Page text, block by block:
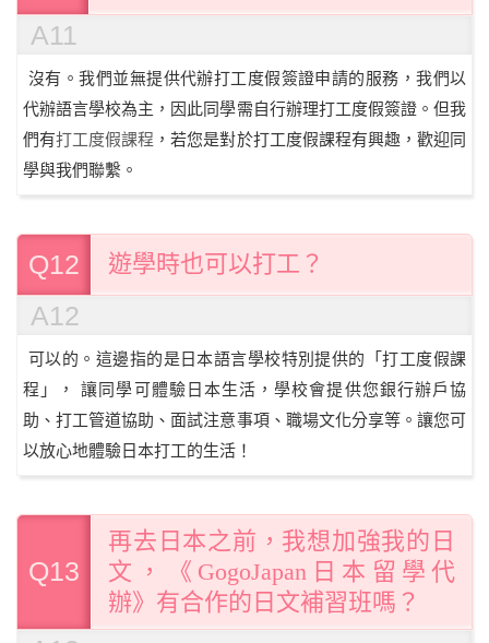
A11
沒有。我們並無提供代辦打工度假簽證申請的服務，我們以
代辦語言學校為主，因此同學需自行辦理打工度假簽證。但我
們有打工度假課程 ，若您是對於打工度假課程有興趣，歡迎同
學與我們聯繫。
Q12 遊學時也可以打工？
A12
可以的。這邊指的是日本語言學校特別提供的「打工度假課
程」， 讓同學可體驗日本生活，學校會提供您銀行辦戶協
助、打工管道協助、面試注意事項、職場文化分享等。讓您可
以放心地體驗日本打工的生活！
Q13
再去日本之前，我想加強我的日
文，《GogoJapan日本留學代
辦》有合作的日文補習班嗎？